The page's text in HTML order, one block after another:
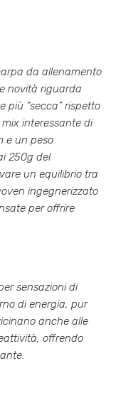
da allenamento
novità riguarda
più “secca” rispetto
interessante di
e un peso
250g del
un equilibrio tra
ingegnerizzato
per offrire
sensazioni di
di energia, pur
anche alle
offrendo